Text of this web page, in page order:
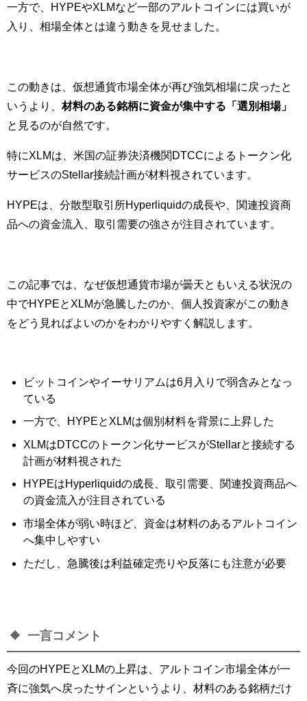
一方で、HYPEやXLMなど一部のアルトコインには買いが
入り、相場全体とは違う動きを見せました。
この動きは、仮想通貨市場全体が再び強気相場に戻ったと
いうより、 材料のある銘柄に資金が集中する「選別相場」
と見るのが自然です。
特にXLMは、米国の証券決済機関DTCCによるトークン化
サービスのStellar接続計画が材料視されています。
HYPEは、分散型取引所Hyperliquidの成長や、関連投資商
品への資金流入、取引需要の強さが注目されています。
この記事では、なぜ仮想通貨市場が曇天ともいえる状況の
中でHYPEとXLMが急騰したのか、個人投資家がこの動き
をどう見ればよいのかをわかりやすく解説します。
ビットコインやイーサリアムは6月入りで弱含みとなっ
ている
一方で、HYPEとXLMは個別材料を背景に上昇した
XLMはDTCCのトークン化サービスがStellarと接続する
計画が材料視された
HYPEはHyperliquidの成長、取引需要、関連投資商品へ
の資金流入が注目されている
市場全体が弱い時ほど、資金は材料のあるアルトコイン
へ集中しやすい
ただし、急騰後は利益確定売りや反落にも注意が必要
一言コメント
今回のHYPEとXLMの上昇は、アルトコイン市場全体が一
斉に強気へ戻ったサインというより、材料のある銘柄だけ